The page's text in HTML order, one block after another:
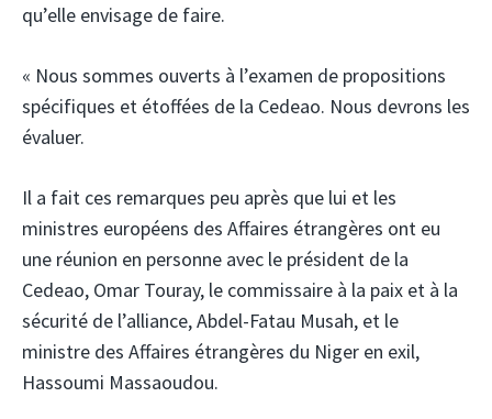
qu’elle envisage de faire.
« Nous sommes ouverts à l’examen de propositions
spécifiques et étoffées de la Cedeao. Nous devrons les
évaluer.
Il a fait ces remarques peu après que lui et les
ministres européens des Affaires étrangères ont eu
une réunion en personne avec le président de la
Cedeao, Omar Touray, le commissaire à la paix et à la
sécurité de l’alliance, Abdel-Fatau Musah, et le
ministre des Affaires étrangères du Niger en exil,
Hassoumi Massaoudou.